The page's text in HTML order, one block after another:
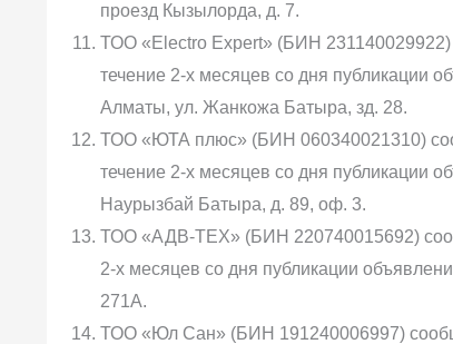
проезд Кызылорда, д. 7.
ТОО «Electro Expert» (БИН 231140029922)
течение 2-х месяцев со дня публикации
Алматы, ул. Жанкожа Батыра, зд. 28.
ТОО «ЮТА плюс» (БИН 060340021310)
течение 2-х месяцев со дня публикации
Наурызбай Батыра, д. 89, оф. 3.
ТОО «АДВ-ТЕХ» (БИН 220740015692)
2-х месяцев со дня публикации
271А.
ТОО «Юл Сан» (БИН 191240006997)